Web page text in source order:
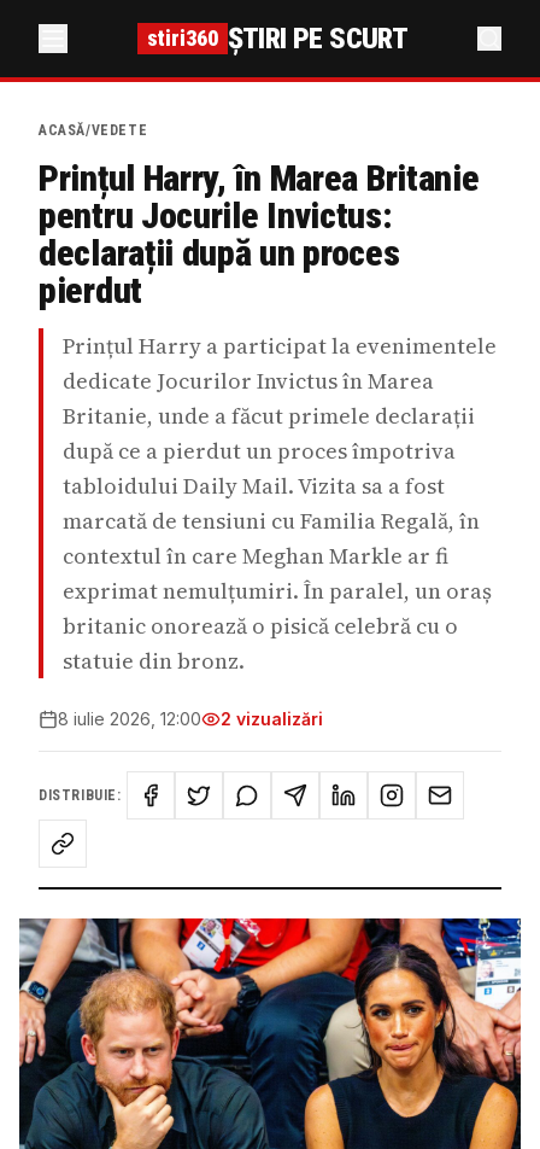
stiri360 ȘTIRI PE SCURT
ACASĂ/VEDETE
Prințul Harry, în Marea Britanie
pentru Jocurile Invictus:
declarații după un proces
pierdut
Prințul Harry a participat la evenimentele
dedicate Jocurilor Invictus în Marea
Britanie, unde a făcut primele declarații
după ce a pierdut un proces împotriva
tabloidului Daily Mail. Vizita sa a fost
marcată de tensiuni cu Familia Regală, în
contextul în care Meghan Markle ar fi
exprimat nemulțumiri. În paralel, un oraș
britanic onorează o pisică celebră cu o
statuie din bronz.
8 iulie 2026, 12:00 2 vizualizări
DISTRIBUIE: